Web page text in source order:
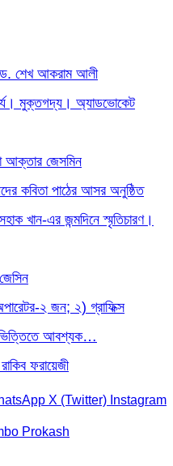
শেখ আকরাম আলী
মুক্তগদ্য। অ্যাডভোকেট
আক্তার জেসমিন
কবিতা পাঠের আসর অনুষ্ঠিত
খান-এর জন্মদিনে স্মৃতিচারণ।
২ জন; ২) গ্রাফিক্স
আবশ্যক…
ফরায়েজী
X (Twitter) Instagram